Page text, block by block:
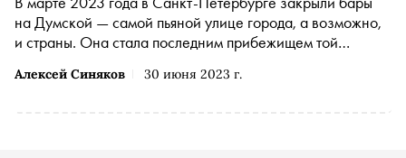
Алексей Синяков 30 июня 2023 г.
на Думской — самой пьяной улице города, а возможно,
и страны. Она стала последним прибежищем той
середине 2000-х. Алексей Синяков узнал, как она